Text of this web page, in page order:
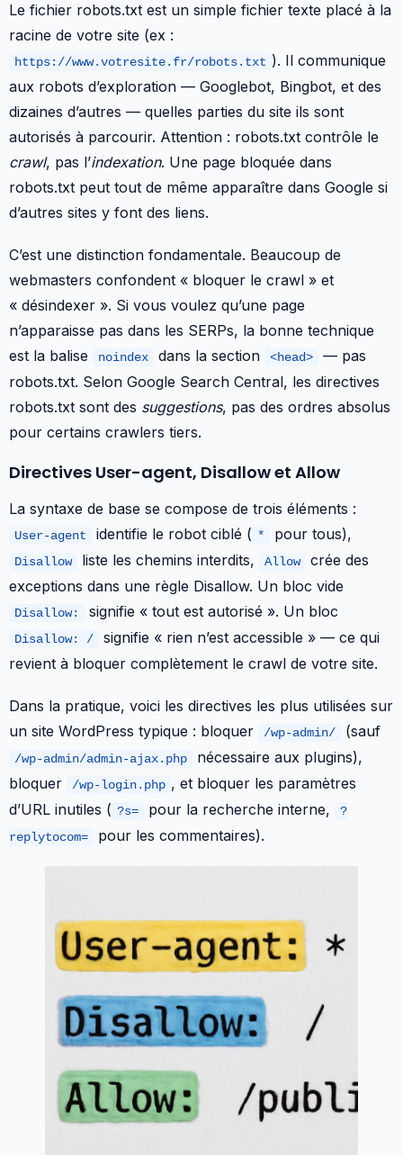
Le fichier robots.txt est un simple fichier texte placé à la
racine de votre site (ex :
https://www.votresite.fr/robots.txt ). Il communique
aux robots d’exploration — Googlebot, Bingbot, et des
dizaines d’autres — quelles parties du site ils sont
autorisés à parcourir. Attention : robots.txt contrôle le
crawl, pas l’indexation. Une page bloquée dans
robots.txt peut tout de même apparaître dans Google si
d’autres sites y font des liens.
C’est une distinction fondamentale. Beaucoup de
webmasters confondent « bloquer le crawl » et
« désindexer ». Si vous voulez qu’une page
n’apparaisse pas dans les SERPs, la bonne technique
est la balise
noindex dans la section <head>
— pas
robots.txt. Selon Google Search Central, les directives
robots.txt sont des suggestions, pas des ordres absolus
pour certains crawlers tiers.
Directives User-agent, Disallow et Allow
La syntaxe de base se compose de trois éléments :
User-agent identifie le robot ciblé ( * pour tous),
Disallow liste les chemins interdits, Allow
crée des
exceptions dans une règle Disallow. Un bloc vide
Disallow: signifie « tout est autorisé ». Un bloc
Disallow: /
signifie « rien n’est accessible » — ce qui
revient à bloquer complètement le crawl de votre site.
Dans la pratique, voici les directives les plus utilisées sur
un site WordPress typique : bloquer
/wp-admin/ (sauf
/wp-admin/admin-ajax.php
nécessaire aux plugins),
bloquer
/wp-login.php , et bloquer les paramètres
d’URL inutiles ( ?s= pour la recherche interne,
?
replytocom=
pour les commentaires).